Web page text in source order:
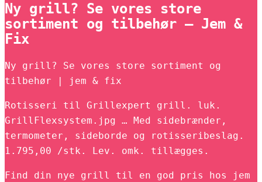
Ny grill? Se vores store
sortiment og tilbehør – Jem &
Fix
Ny grill? Se vores store sortiment og
tilbehør | jem & fix
Rotisseri til Grillexpert grill. luk.
GrillFlexsystem.jpg … Med sidebrænder,
termometer, sideborde og rotisseribeslag.
1.795,00 /stk. Lev. omk. tillægges.
Find din nye grill til en god pris hos jem